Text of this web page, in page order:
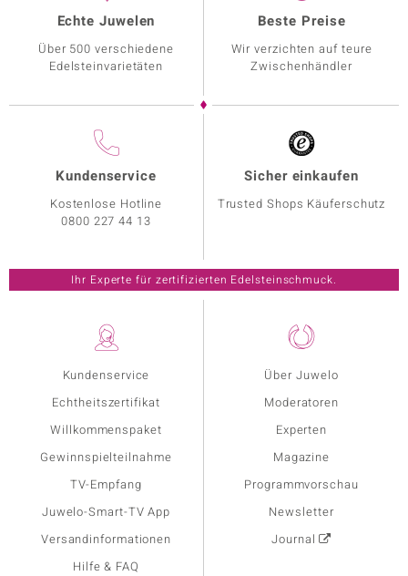
Kundenservice
Echtheitszertifikat
Willkommenspaket
Gewinnspielteilnahme
TV-Empfang
Juwelo-Smart-TV App
Versandinformationen
Hilfe & FAQ
Über Juwelo
Moderatoren
Experten
Magazine
Programmvorschau
Newsletter
Journal
Echte Juwelen
Über 500 verschiedene
Edelsteinvarietäten
Beste Preise
Wir verzichten auf teure
Zwischenhändler
Kundenservice
Kostenlose Hotline
0800 227 44 13
Sicher einkaufen
Trusted Shops Käuferschutz
Ihr Experte für zertifizierten Edelsteinschmuck.